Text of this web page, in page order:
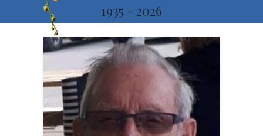
1935 - 2026